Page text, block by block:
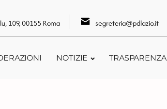
109, 00155 Roma segreteria@pdlazio.it
NOTIZIE TRASPARENZA